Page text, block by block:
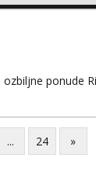
ponude
... 24 »